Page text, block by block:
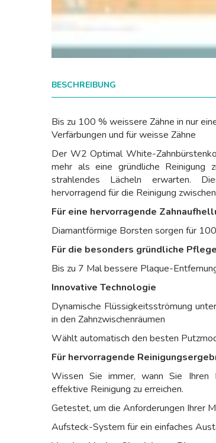
BESCHREIBUNG
Bis zu 100 % weissere Zähne in nur
Verfärbungen und für weisse Zähne
Der W2 Optimal White-
mehr als eine gründliche Reinigung
strahlendes Lächeln erwarten.
hervorragend für die Reinigung
Für eine hervorragende
Diamantförmige Borsten sorgen für
Für die besonders gründliche
Bis zu 7 Mal bessere Plaque-
Innovative Technologie
Dynamische Flüssigkeitsströmung
in den Zahnzwischenräumen
Wählt automatisch den besten
Für hervorragende
Wissen Sie immer, wann Sie Ihren
effektive Reinigung zu erreichen.
Getestet, um die Anforderungen Ihrer
Aufsteck-System für ein einfaches